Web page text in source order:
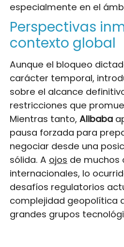
especialmente en el
Perspectivas
contexto global
Aunque el bloqueo
carácter temporal,
sobre el alcance
restricciones que
Mientras tanto, Alibaba
pausa forzada para
negociar desde una
sólida. A ojos de muchos
internacionales, lo
desafíos regulatorios
complejidad geopolítica
grandes grupos